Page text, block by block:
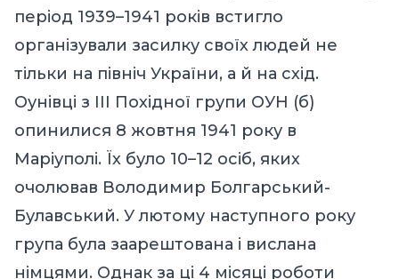
період 1939–1941 років встигло
організували засилку своїх людей не
тільки на північ України, а й на схід.
Оунівці з III Похідної групи ОУН (б)
опинилися 8 жовтня 1941 року в
Маріуполі. Їх було 10–12 осіб, яких
очолював Володимир Болгарський-
Булавський. У лютому наступного року
група була заарештована і вислана
німцями. Однак за ці 4 місяці роботи